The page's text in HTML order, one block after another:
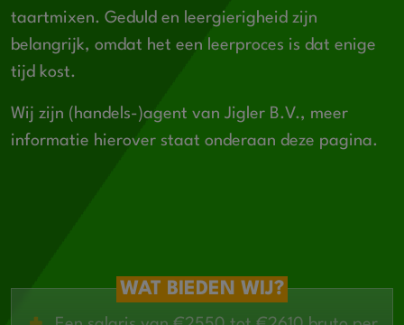
taartmixen. Geduld en leergierigheid zijn
belangrijk, omdat het een leerproces is dat enige
tijd kost.
Wij zijn (handels-)agent van Jigler B.V., meer
informatie hierover staat onderaan deze pagina.
WAT BIEDEN WIJ?